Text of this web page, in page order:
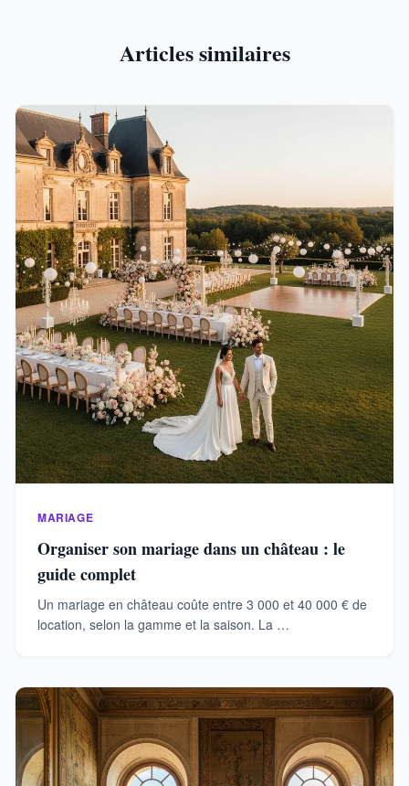
Articles similaires
MARIAGE
Organiser son mariage dans un château : le
guide complet
Un mariage en château coûte entre 3 000 et 40 000 € de
location, selon la gamme et la saison. La …